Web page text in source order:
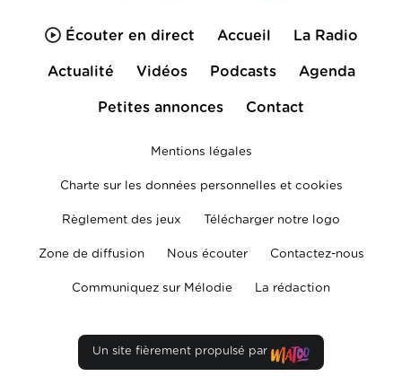
Écouter en direct Accueil La Radio
Actualité Vidéos Podcasts Agenda
Petites annonces Contact
Mentions légales
Charte sur les données personnelles et cookies
Règlement des jeux Télécharger notre logo
Zone de diffusion Nous écouter Contactez-nous
Communiquez sur Mélodie La rédaction
Un site fièrement propulsé par